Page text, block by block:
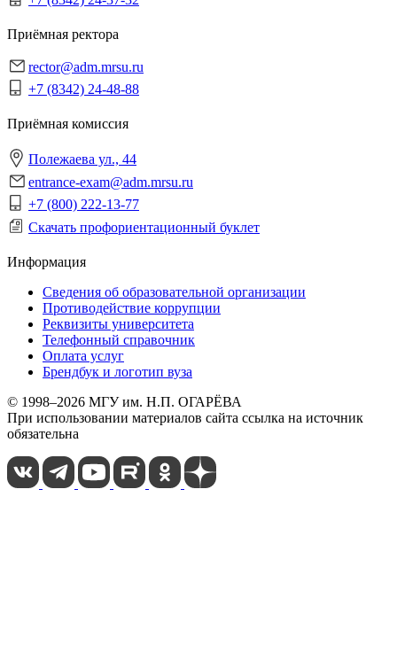
Приёмная ректора
rector@adm.mrsu.ru
+7 (8342) 24-48-88
Приёмная комиссия
Полежаева ул., 44
entrance-exam@adm.mrsu.ru
+7 (800) 222-13-77
Скачать профориентационный буклет
Информация
Сведения об образовательной организации
Противодействие коррупции
Реквизиты университета
Телефонный справочник
Оплата услуг
Брендбук и логотип вуза
© 1998–2026 МГУ им. Н.П. ОГАРЁВА
При использовании материалов сайта ссылка на источник
обязательна